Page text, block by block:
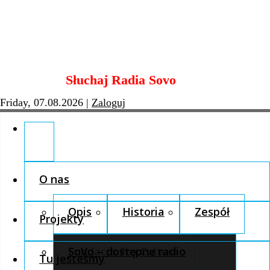
content
Słuchaj Radia Sovo
Friday, 07.08.2026 | Zaloguj
O nas
Opis Historia Zespół
Fundacja Pro Cultura
Projekty
SoVo – dostępne radio
Tu jesteśmy